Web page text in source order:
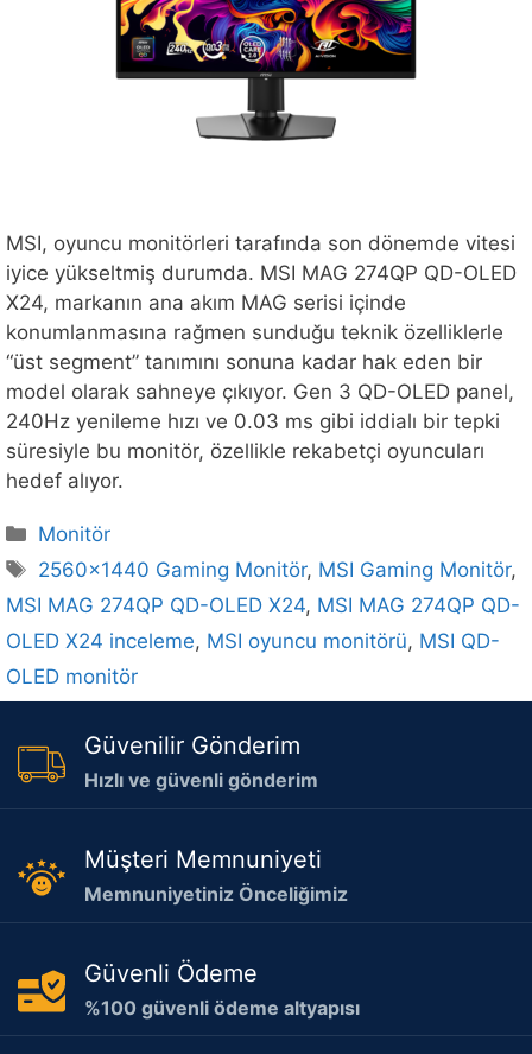
MSI, oyuncu monitörleri tarafında son dönemde vitesi
iyice yükseltmiş durumda. MSI MAG 274QP QD-OLED
X24, markanın ana akım MAG serisi içinde
konumlanmasına rağmen sunduğu teknik özelliklerle
“üst segment” tanımını sonuna kadar hak eden bir
model olarak sahneye çıkıyor. Gen 3 QD-OLED panel,
240Hz yenileme hızı ve 0.03 ms gibi iddialı bir tepki
süresiyle bu monitör, özellikle rekabetçi oyuncuları
hedef alıyor.
Kategoriler
Monitör
Etiketler
2560x1440 Gaming Monitör, MSI Gaming Monitör,
MSI MAG 274QP QD-OLED X24, MSI MAG 274QP QD-
OLED X24 inceleme, MSI oyuncu monitörü, MSI QD-
OLED monitör
Güvenilir Gönderim
Hızlı ve güvenli gönderim
Müşteri Memnuniyeti
Memnuniyetiniz Önceliğimiz
Güvenli Ödeme
%100 güvenli ödeme altyapısı